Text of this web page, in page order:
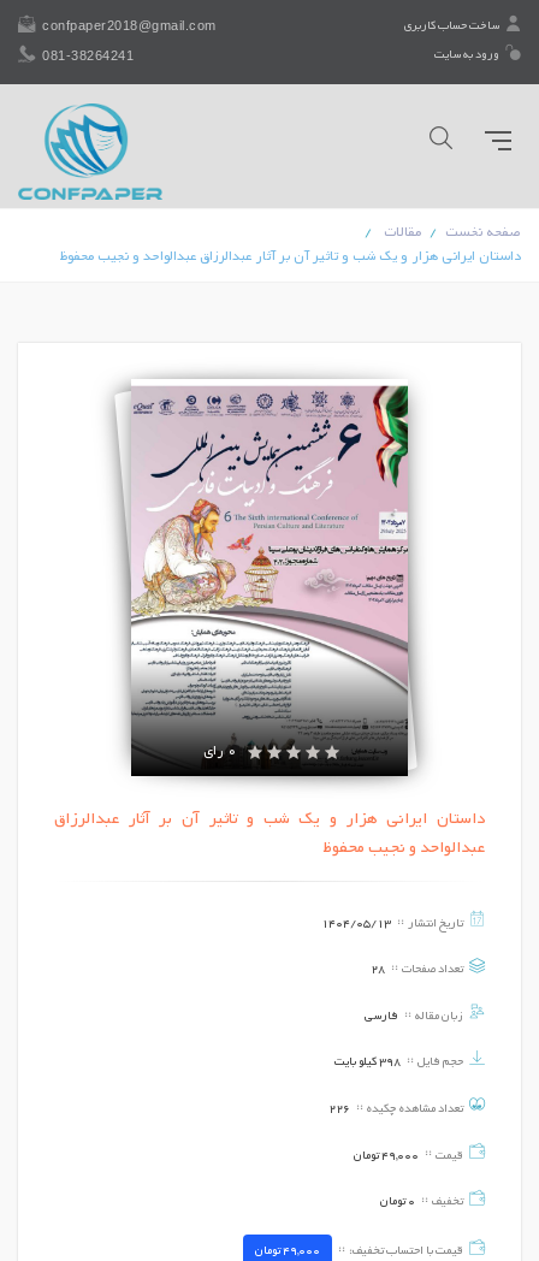
ساخت حساب کاربری
ورود به سایت
confpaper2018@gmail.com
081-38264241
صفحه نخست
مقالات
داستان ایرانی هزار و یک شب و تاثیر آن بر آثار عبدالرزاق عبدالواحد و نجیب محفوظ
0 رای
داستان ایرانی هزار و یک شب و تاثیر آن بر آثار عبدالرزاق
عبدالواحد و نجیب محفوظ
تاریخ انتشار 1404/05/13
تعداد صفحات 28
زبان مقاله فارسی
حجم فایل 398 کیلو بایت
تعداد مشاهده چکیده 226
قیمت 49,000تومان
تخفیف 0 تومان
قیمت با احتساب تخفیف: 49,000تومان